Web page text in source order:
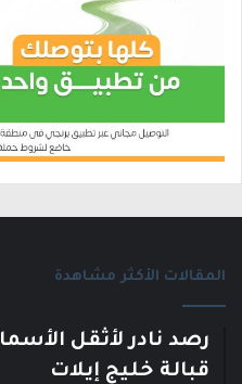
المقالات الأكثر مشاهدة
رصد نادر لأثقل
قبالة خليج إيلات